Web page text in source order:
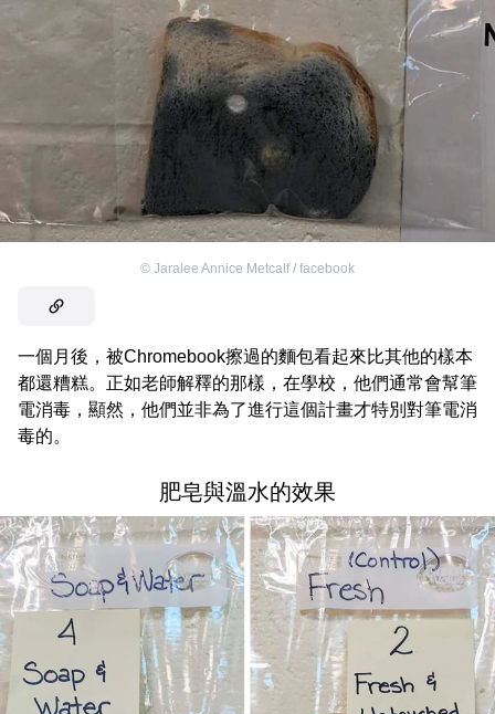
© Jaralee Annice Metcalf / facebook
一個月後，被Chromebook擦過的麵包看起來比其他的樣本
都還糟糕。正如老師解釋的那樣，在學校，他們通常會幫筆
電消毒，顯然，他們並非為了進行這個計畫才特別對筆電消
毒的。
肥皂與溫水的效果